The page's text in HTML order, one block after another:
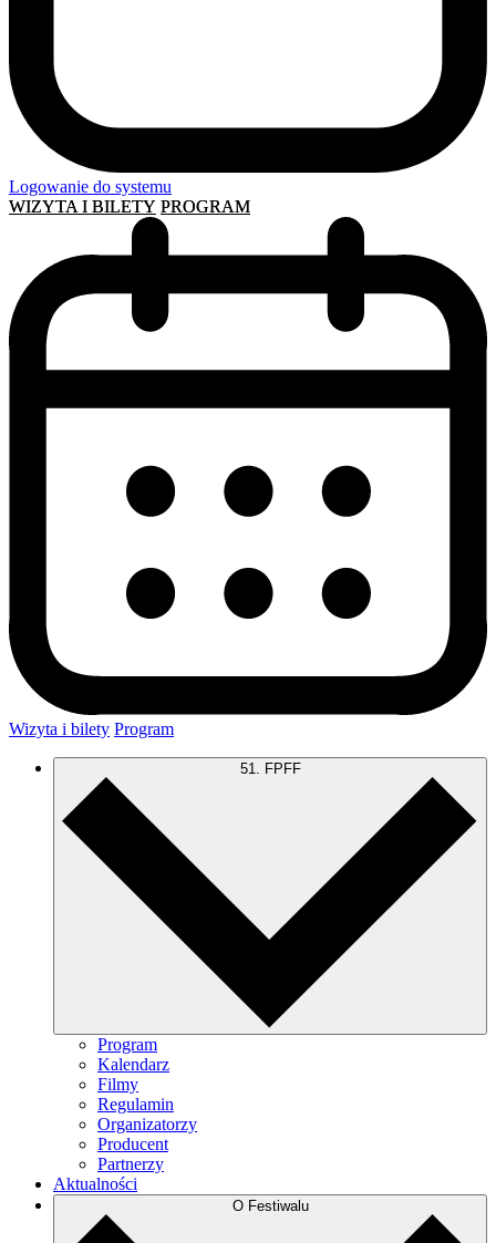
Logowanie do systemu
WIZYTA I BILETY PROGRAM
Wizyta i bilety Program
51. FPFF
Program
Kalendarz
Filmy
Regulamin
Organizatorzy
Producent
Partnerzy
Aktualności
O Festiwalu